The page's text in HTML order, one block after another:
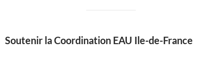
Soutenir la Coordination EAU Ile-de-France